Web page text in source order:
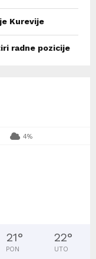
Kurevije
radne pozicije
4%
21°
PON
22°
UTO